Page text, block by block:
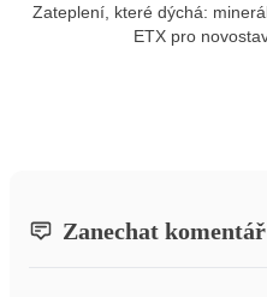
Zateplení, které dýchá:
ETX pro
Zanechat komentář